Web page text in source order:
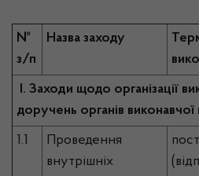
№
з/п
Назва заходу
І. Заходи щодо організації
доручень органів
1.1
Проведення
внутрішніх